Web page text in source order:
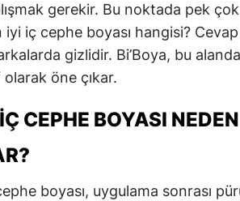
gerekir. Bu noktada pek
iyi iç cephe boyası hangisi?
gizlidir. Bi’Boya, bu
öne çıkar.
CEPHE BOYASI
boyası, uygulama sonrası